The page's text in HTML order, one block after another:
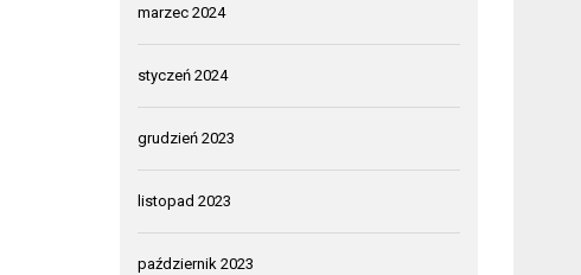
marzec 2024
styczeń 2024
grudzień 2023
listopad 2023
październik 2023